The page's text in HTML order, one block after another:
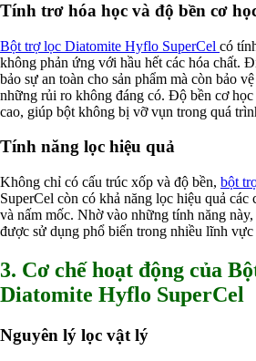
Ngành Nông Nghiệp
Ngành Thủy Sản
Ngành Môi Trường
Ngành Nhựa
Ngành Xây Dựng
Ngành Cao Su
Ngành Xi Mạ
Ngành Thủy Tinh
Ngành Dệt Nhuộm
Ngành Sơn
Ngành In Ấn Bao Bì
Ngành Gốm Sứ
Ngành Gỗ
Ngành Mỹ Phẩm
Ngành Hóa Dầu
Liên hệ
Tuyển dụng
Tính trơ hóa học và độ bền cơ
Bột trợ lọc Diatomite Hyflo SuperCel có
không phản ứng với hầu hết các hóa chất.
bảo sự an toàn cho sản phẩm mà còn bảo
những rủi ro không đáng có. Độ bền cơ học
cao, giúp bột không bị vỡ vụn trong quá
Tính năng lọc hiệu quả
Không chỉ có cấu trúc xốp và độ bền, bột
SuperCel còn có khả năng lọc hiệu quả
và nấm mốc. Nhờ vào những tính năng này,
được sử dụng phổ biến trong nhiều lĩnh
3. Cơ chế hoạt động của
Diatomite Hyflo SuperCel
Nguyên lý lọc vật lý